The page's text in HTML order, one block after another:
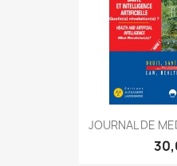
JOURNAL DE